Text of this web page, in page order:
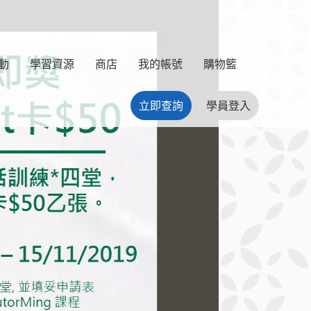
學習資源 商店 我的帳號 購物籃
立即查詢 學員登入